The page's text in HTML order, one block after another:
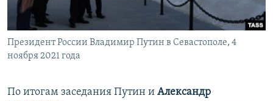
Президент России Владимир Путин в Севастополе, 4
ноября 2021 года
По итогам заседания Путин и Александр